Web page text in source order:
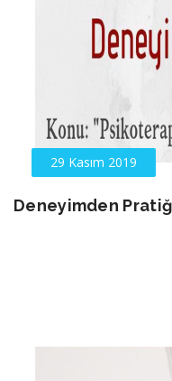
29 Kasım 2019
Deneyimden